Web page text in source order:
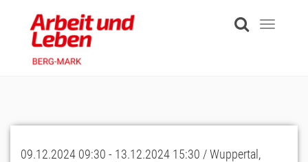
content
Toggle
09.12.2024 09:30 - 13.12.2024 15:30 / Wuppertal,